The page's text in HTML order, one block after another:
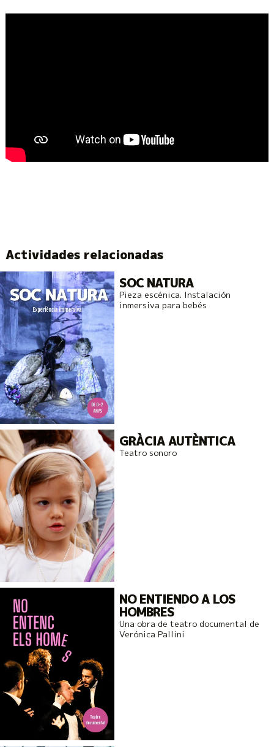
Actividades relacionadas
SOC NATURA
Pieza escénica. Instalación
inmersiva para bebés
GRÀCIA AUTÈNTICA
Teatro sonoro
NO ENTIENDO A LOS
HOMBRES
Una obra de teatro documental de
Verónica Pallini